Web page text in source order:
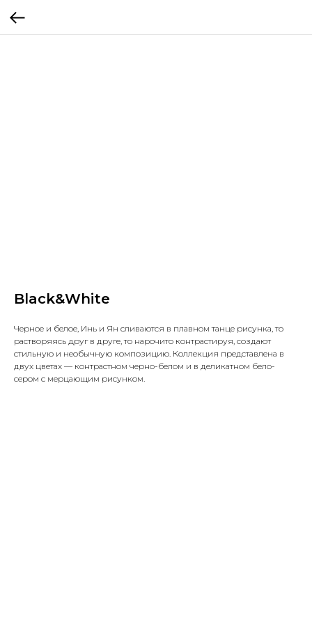
Black&White
Черное и белое, Инь и Ян сливаются в плавном танце рисунка, то
растворяясь друг в друге, то нарочито контрастируя, создают
стильную и необычную композицию. Коллекция представлена в
двух цветах — контрастном черно-белом и в деликатном бело-
сером с мерцающим рисунком.